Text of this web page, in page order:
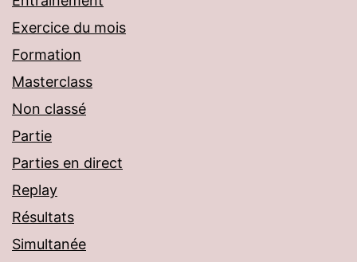
Exercice du mois
Formation
Masterclass
Non classé
Partie
Parties en direct
Replay
Résultats
Simultanée